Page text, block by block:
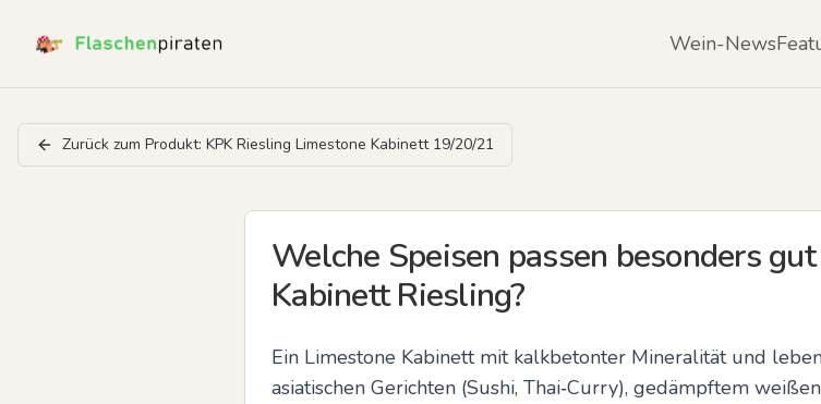
Wein-News
Zurück zum Produkt: KPK Riesling Limestone Kabinett 19/20/21
Welche Speisen passen besonders
Kabinett Riesling?
Ein Limestone Kabinett mit kalkbetonter Mineralität und
asiatischen Gerichten (Sushi, Thai‑Curry), gedämpftem